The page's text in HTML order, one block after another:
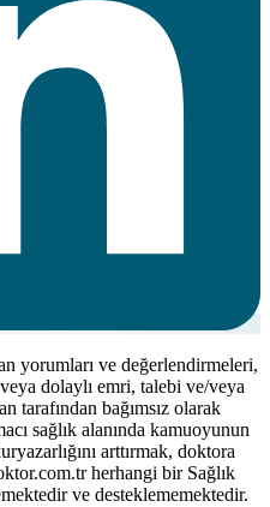
yorumları ve değerlendirmeleri,
dolaylı emri, talebi ve/veya
tarafından bağımsız olarak
sağlık alanında kamuoyunun
arttırmak, doktora
herhangi bir Sağlık
ve desteklememektedir.